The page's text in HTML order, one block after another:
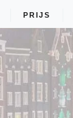
PRIJS